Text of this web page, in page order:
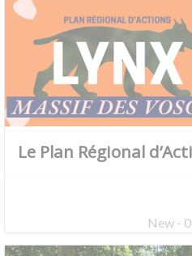
Le Plan Régional
New -